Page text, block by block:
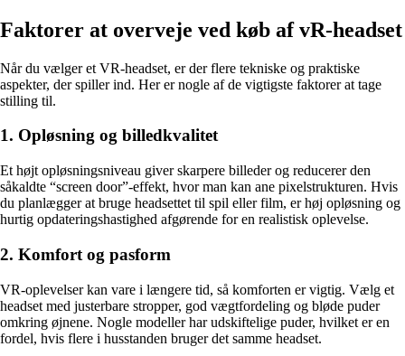
Faktorer at overveje ved køb af vR-headset
Når du vælger et VR-headset, er der flere tekniske og praktiske
aspekter, der spiller ind. Her er nogle af de vigtigste faktorer at tage
stilling til.
1. Opløsning og billedkvalitet
Et højt opløsningsniveau giver skarpere billeder og reducerer den
såkaldte “screen door”-effekt, hvor man kan ane pixelstrukturen. Hvis
du planlægger at bruge headsettet til spil eller film, er høj opløsning og
hurtig opdateringshastighed afgørende for en realistisk oplevelse.
2. Komfort og pasform
VR-oplevelser kan vare i længere tid, så komforten er vigtig. Vælg et
headset med justerbare stropper, god vægtfordeling og bløde puder
omkring øjnene. Nogle modeller har udskiftelige puder, hvilket er en
fordel, hvis flere i husstanden bruger det samme headset.